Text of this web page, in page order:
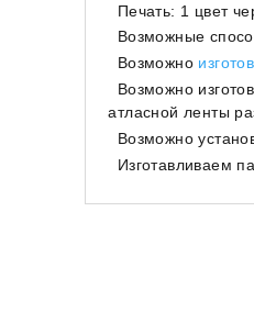
Печать: 1 цвет
Возможные
Возможно
Возможно
атласной ленты
Возможно
Изготавливаем